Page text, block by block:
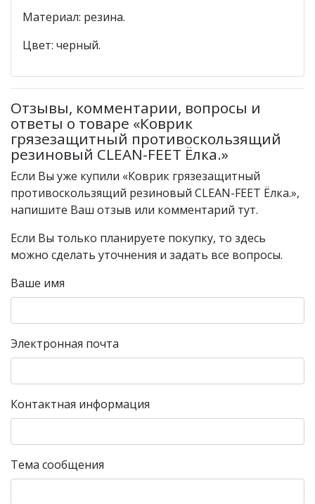
Материал: резина.
Цвет: черный.
Отзывы, комментарии, вопросы и
ответы о товаре «Коврик
грязезащитный противоскользящий
резиновый CLEAN-FEET Ёлка.»
Если Вы уже купили «Коврик грязезащитный
противоскользящий резиновый CLEAN-FEET Ёлка.»,
напишите Ваш отзыв или комментарий тут.
Если Вы только планируете покупку, то здесь
можно сделать уточнения и задать все вопросы.
Ваше имя
Электронная почта
Контактная информация
Тема сообщения